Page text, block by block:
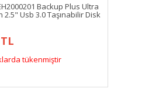
Backup Plus Ultra
2.5" Usb 3.0 Taşınabilir Disk
tükenmiştir